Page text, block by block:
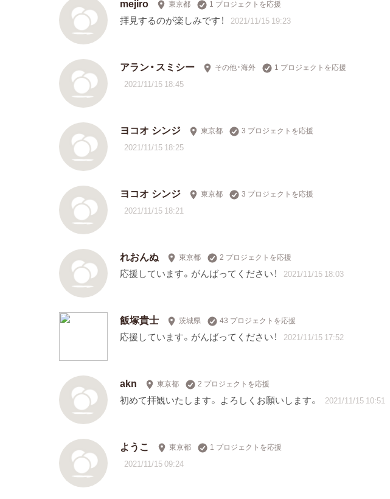
東京都 1 プロジェクトを応援
拝見するのが楽しみです！ 2021/11/15 19:23
アラン・スミシー その他・海外 1 プロジェクトを応援
2021/11/15 18:45
ヨコオ シンジ 東京都 3 プロジェクトを応援
2021/11/15 18:25
ヨコオ シンジ 東京都 3 プロジェクトを応援
2021/11/15 18:21
れおんぬ 東京都 2 プロジェクトを応援
応援しています。がんばってください！ 2021/11/15 18:03
飯塚貴士 茨城県 43 プロジェクトを応援
応援しています。がんばってください！ 2021/11/15 17:52
akn 東京都 2 プロジェクトを応援
初めて拝観いたします。 よろしくお願いします。 2021/11/15 10:51
ようこ 東京都 1 プロジェクトを応援
2021/11/15 09:24